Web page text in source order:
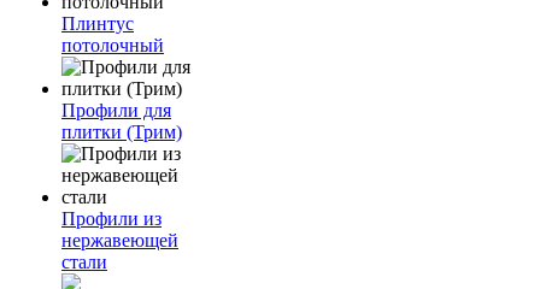
Плинтус
потолочный
Профили для
плитки (Трим)
Профили из
нержавеющей
стали